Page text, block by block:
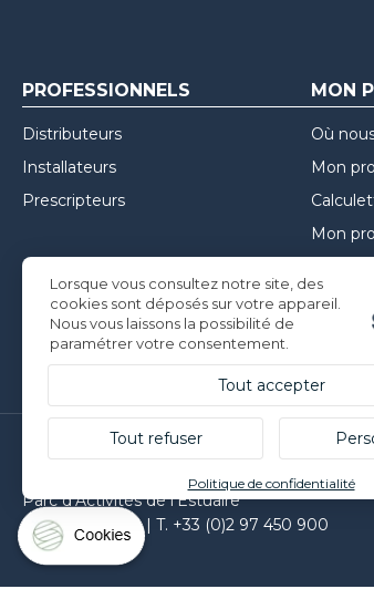
PROFESSIONNELS
Distributeurs
Installateurs
Prescripteurs
MON
Où
Mon
Mon
Mon
Parc d’Activités de l’Estuaire
F-56190 ARZAL | T. +33 (0)2 97 450 900
Lorsque vous consultez notre site, des
cookies sont déposés sur votre appareil.
Nous vous laissons la possibilité de
paramétrer votre consentement.
Tout accepter
Tout refuser
Politique de confidentialité